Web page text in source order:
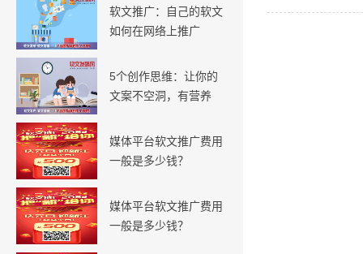
软文推广：自己的软文
如何在网络上推广
5个创作思维：让你的
文案不空洞，有营养
媒体平台软文推广费用
一般是多少钱？
媒体平台软文推广费用
一般是多少钱？